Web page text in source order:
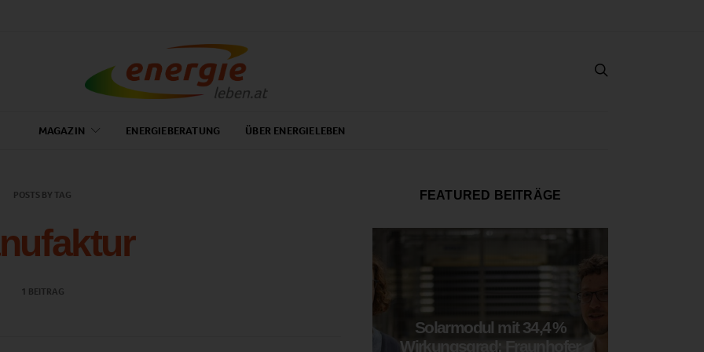
MAGAZIN ENERGIEBERATUNG ÜBER ENERGIELEBEN
POSTS BY TAG
1 BEITRAG
FEATURED BEITRÄGE
Solarmodul mit 34,4 %
Wirkungsgrad: Fraunhofer